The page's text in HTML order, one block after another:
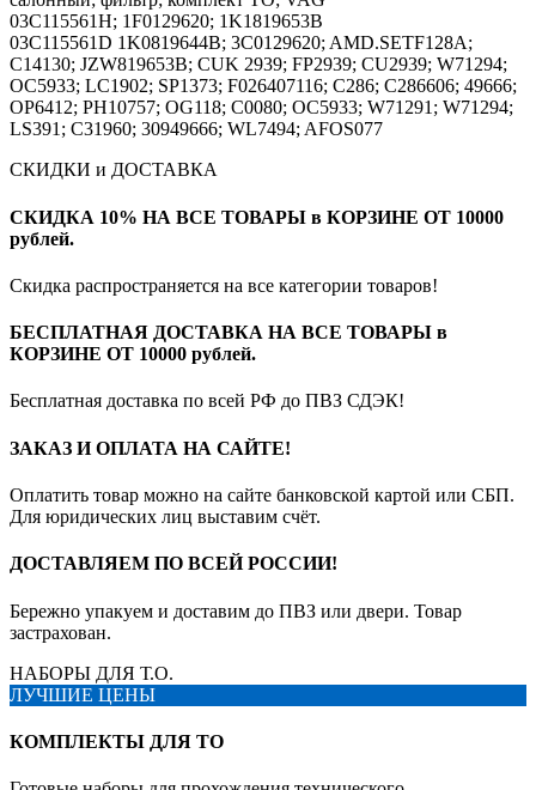
03C115561H; 1F0129620; 1K1819653B
03C115561D 1K0819644B; 3C0129620; AMD.SETF128A;
C14130; JZW819653B; CUK 2939; FP2939; CU2939; W71294;
OC5933; LC1902; SP1373; F026407116; C286; C286606; 49666;
OP6412; PH10757; OG118; C0080; OC5933; W71291; W71294;
LS391; C31960; 30949666; WL7494; AFOS077
СКИДКИ и ДОСТАВКА
СКИДКА 10% НА ВСЕ ТОВАРЫ в КОРЗИНЕ ОТ 10000
рублей.
Скидка распространяется на все категории товаров!
БЕСПЛАТНАЯ ДОСТАВКА НА ВСЕ ТОВАРЫ в
КОРЗИНЕ ОТ 10000 рублей.
Бесплатная доставка по всей РФ до ПВЗ СДЭК!
ЗАКАЗ И ОПЛАТА НА САЙТЕ!
Оплатить товар можно на сайте банковской картой или СБП.
Для юридических лиц выставим счёт.
ДОСТАВЛЯЕМ ПО ВСЕЙ РОССИИ!
Бережно упакуем и доставим до ПВЗ или двери. Товар
застрахован.
НАБОРЫ ДЛЯ Т.О.
ЛУЧШИЕ ЦЕНЫ
КОМПЛЕКТЫ ДЛЯ ТО